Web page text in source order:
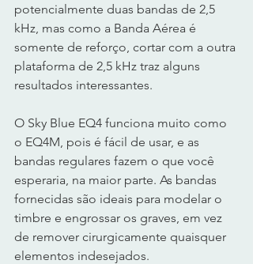
potencialmente duas bandas de 2,5
kHz, mas como a Banda Aérea é
somente de reforço, cortar com a outra
plataforma de 2,5 kHz traz alguns
resultados interessantes.
O Sky Blue EQ4 funciona muito como
o EQ4M, pois é fácil de usar, e as
bandas regulares fazem o que você
esperaria, na maior parte. As bandas
fornecidas são ideais para modelar o
timbre e engrossar os graves, em vez
de remover cirurgicamente quaisquer
elementos indesejados.